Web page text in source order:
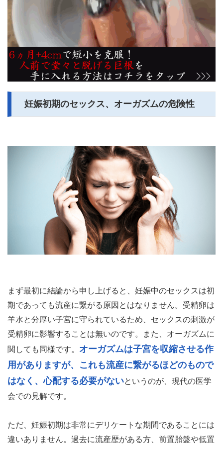
妊娠初期のセックス、オーガズムの危険性
まず最初に結論から申し上げると、妊娠中のセックスは初
期であっても流産に繋がる原因とはなりません。受精卵は
羊水と分厚い子宮に守られているため、セックスの刺激が
受精卵に影響することは無いのです。また、オーガズムに
関しても同様です。 オーガズムは子宮を収縮させる作
用がありますが、これも流産に繋がるほどのもので
はなく、心配する必要がないというのが、現代の医学
会での見解です。
ただ、妊娠初期は非常にデリケートな期間であることには
違いありません。過去に流産歴がある方、前置胎盤や低置